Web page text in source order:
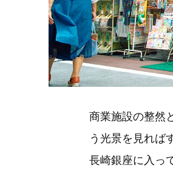
商業施設の整然
う光景を見れば
長崎銀座に入っ